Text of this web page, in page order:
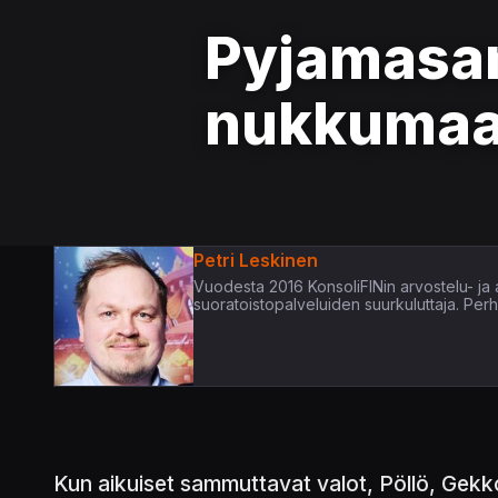
Petri Leskinen
Vuodesta 2016 KonsoliFINin arvostelu-
suoratoistopalveluiden suurkuluttaja.
Kun aikuiset sammuttavat valot, Pöllö,